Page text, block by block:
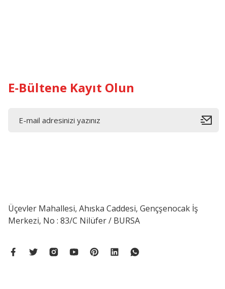
E-Bültene Kayıt Olun
Üçevler Mahallesi, Ahıska Caddesi, Gençşenocak İş
Merkezi, No : 83/C Nilüfer / BURSA